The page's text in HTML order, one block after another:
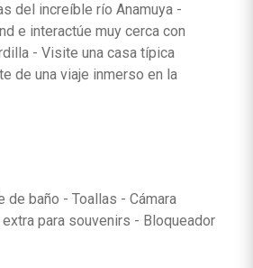
del increíble río Anamuya -
e interactúe muy cerca con
- Visite una casa típica
de una viaje inmerso en la
de baño - Toallas - Cámara
para souvenirs - Bloqueador